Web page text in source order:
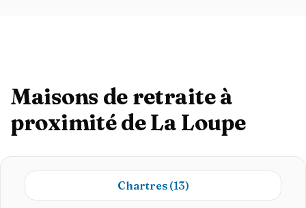
Maisons de retraite à
proximité de La Loupe
Chartres (13)